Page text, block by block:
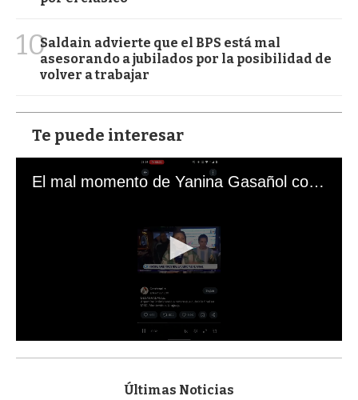
10Saldain advierte que el BPS está mal
asesorando a jubilados por la posibilidad de
volver a trabajar
Te puede interesar
El mal momento de Yanina Gasañol con un hincha argentino en "Subrayado"
s
Últimas Noticias